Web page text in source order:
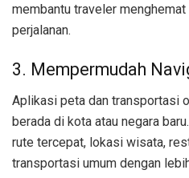
membantu traveler
perjalanan.
3. Mempermudah
Aplikasi peta dan transportasi
berada di kota atau negara
rute tercepat, lokasi wisata,
transportasi umum dengan